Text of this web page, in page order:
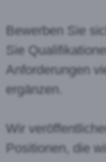
Bewerben Sie
Sie
Anforderungen
ergänzen.
Wir
Positionen, die